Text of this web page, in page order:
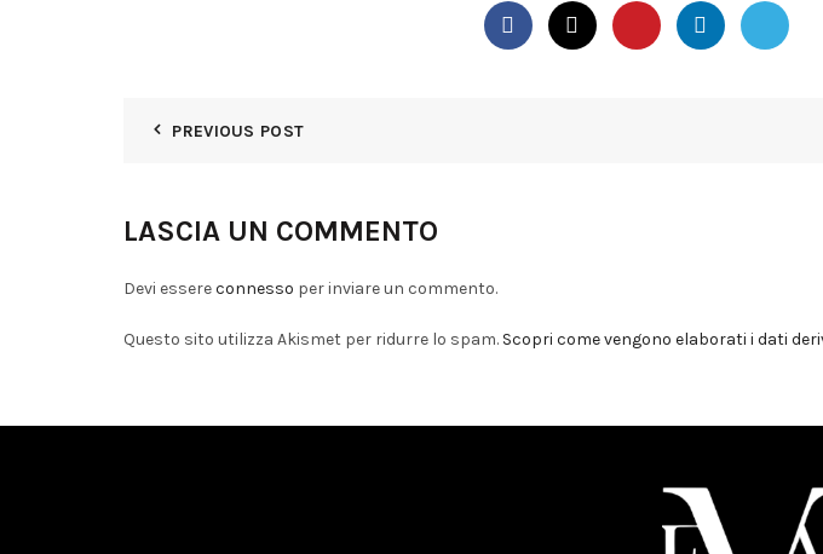
PREVIOUS POST
LASCIA UN COMMENTO
Devi essereconnesso per inviare un commento.
Questo sito utilizza Akismet per ridurre lo spam. Scopri come vengono elaborati i dati